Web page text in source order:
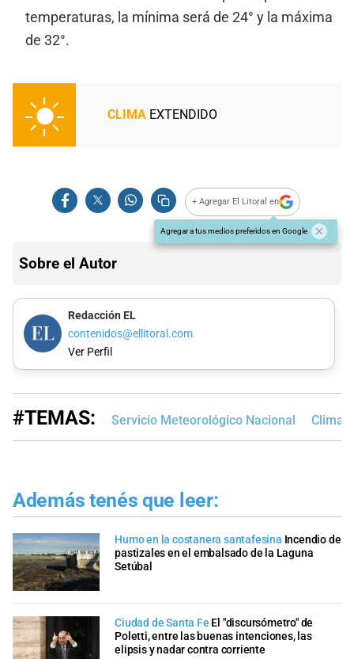
temperaturas, la mínima será de 24° y la máxima
de 32°.
CLIMA EXTENDIDO
+ Agregar El Litoral en
Agregar a tus medios preferidos en Google
Sobre el Autor
Redacción EL
contenidos@ellitoral.com
Ver Perfil
#TEMAS: Servicio Meteorológico Nacional Clima
Además tenés que leer:
Humo en la costanera santafesina Incendio de
pastizales en el embalsado de la Laguna
Setúbal
Ciudad de Santa Fe El "discursómetro" de
Poletti, entre las buenas intenciones, las
elipsis y nadar contra corriente